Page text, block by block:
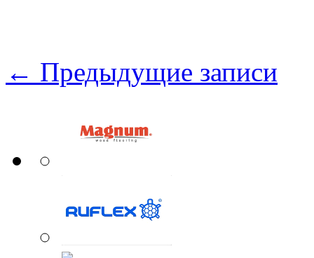
← Предыдущие записи